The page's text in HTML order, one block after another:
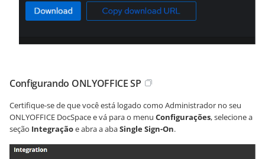
Configurando ONLYOFFICE SP
Certifique-se de que você está logado como Administrador no seu
ONLYOFFICE DocSpace e vá para o menu Configurações, selecione a
seção Integraçãoe abra a abaSingle Sign-On.